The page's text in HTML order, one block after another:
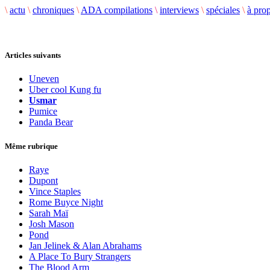
\ actu \ chroniques \ ADA compilations \ interviews \ spéciales \ à
Articles suivants
Uneven
Uber cool Kung fu
Usmar
Pumice
Panda Bear
Même rubrique
Raye
Dupont
Vince Staples
Rome Buyce Night
Sarah Maï
Josh Mason
Pond
Jan Jelinek & Alan Abrahams
A Place To Bury Strangers
The Blood Arm